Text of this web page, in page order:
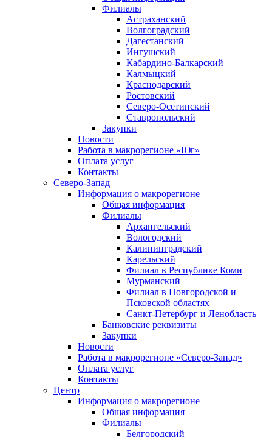
Филиалы
Астраханский
Волгоградский
Дагестанский
Ингушский
Кабардино-Балкарский
Калмыцкий
Краснодарский
Ростовский
Северо-Осетинский
Ставропольский
Закупки
Новости
Работа в макрорегионе «Юг»
Оплата услуг
Контакты
Северо-Запад
Информация о макрорегионе
Общая информация
Филиалы
Архангельский
Вологодский
Калининградский
Карельский
Филиал в Республике Коми
Мурманский
Филиал в Новгородской и
Псковской областях
Санкт-Петербург и Ленобласть
Банковские реквизиты
Закупки
Новости
Работа в макрорегионе «Северо-Запад»
Оплата услуг
Контакты
Центр
Информация о макрорегионе
Общая информация
Филиалы
Белгородский